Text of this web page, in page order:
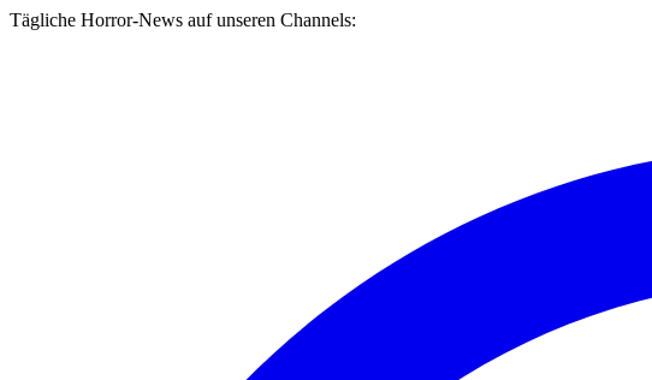
Tägliche Horror-News auf unseren Channels: